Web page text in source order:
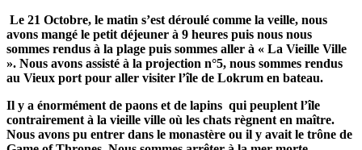
Le 21 Octobre, le matin s’est déroulé comme la veille, nous
avons mangé le petit déjeuner à 9 heures puis nous nous
sommes rendus à la plage puis sommes aller à « La Vieille Ville
». Nous avons assisté à la projection n°5, nous sommes rendus
au Vieux port pour aller visiter l’île de Lokrum en bateau.
Il y a énormément de paons et de lapins qui peuplent l’île
contrairement à la vieille ville où les chats règnent en maître.
Nous avons pu entrer dans le monastère ou il y avait le trône de